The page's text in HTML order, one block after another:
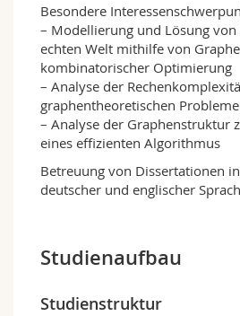
Besondere
– Modellierung und Lösung
echten Welt mithilfe von
kombinatorischer Optimierung
– Analyse der
graphentheoretischen
– Analyse der Graphenstruktur
eines effizienten Algorithmus
Betreuung von Dissertationen
deutscher und englischer
Studienaufbau
Studienstruktur